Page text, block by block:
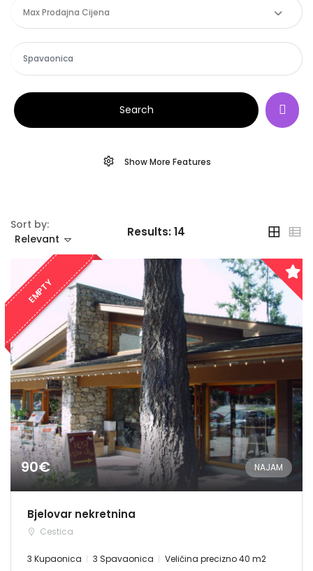
Max Prodajna Cijena
Show More Features
Search
Sort by:
Relevant
Results:14
EMPTY
90€ NAJAM
Bjelovar nekretnina
Cestica
3 Kupaonica 3 Spavaonica Veličina precizno 40 m2